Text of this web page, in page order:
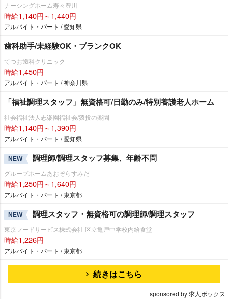
ナーシングホーム寿々豊川
時給1,140円～1,440円
アルバイト・パート / 愛知県
歯科助手/未経験OK・ブランクOK
てつお歯科クリニック
時給1,450円
アルバイト・パート / 神奈川県
「福祉調理スタッフ」無資格可/日勤のみ/特別養護老人ホーム
社会福祉法人志楽園福祉会/猿投の楽園
時給1,140円～1,390円
アルバイト・パート / 愛知県
NEW 調理師/調理スタッフ募集、年齢不問
グループホームあおぞらすみだ
時給1,250円～1,640円
アルバイト・パート / 東京都
NEW 調理スタッフ・無資格可の調理師/調理スタッフ
東京フードサービス株式会社 区立亀戸中学校内給食堂
時給1,226円
アルバイト・パート / 東京都
続きはこちら
sponsored by 求人ボックス